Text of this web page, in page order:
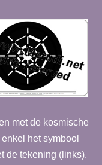
met de kosmische
het symbool
de tekening (links).